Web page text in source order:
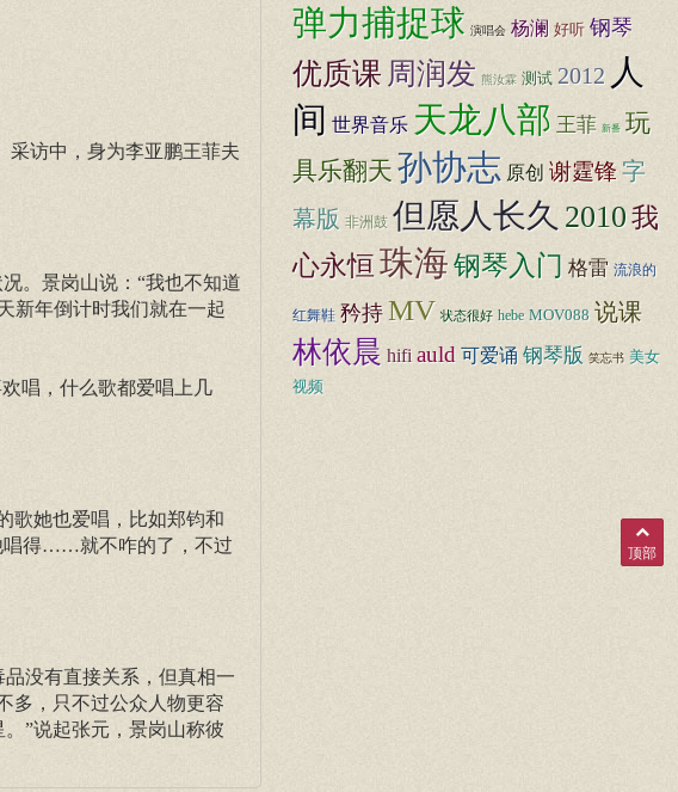
采访中，身为李亚鹏王菲夫
。景岗山说：“我也不知道
新年倒计时我们就在一起
唱，什么歌都爱唱上几
歌她也爱唱，比如郑钧和
唱得……就不咋的了，不过
没有直接关系，但真相一
多，只不过公众人物更容
”说起张元，景岗山称彼
弹力捕捉球 演唱会 杨澜 好听 钢琴
优质课 周润发 熊汝霖 测试 2012 人
间 世界音乐 天龙八部 王菲 新番 玩
具乐翻天 孙协志 原创 谢霆锋字
幕版 非洲鼓 但愿人长久 2010我
心永恒珠海钢琴入门 格雷 流浪的
红舞鞋 矜持 MV 状态很好 hebe MOV088 说课
林依晨 hifi auld 可爱诵 钢琴版 笑忘书 美女
视频
顶部